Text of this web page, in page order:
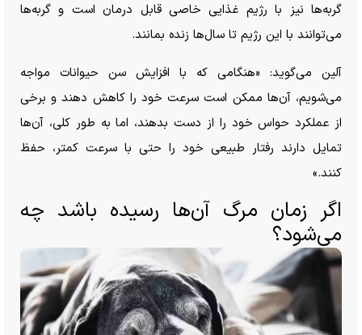
گربه‌ها نیز با رژیم غذایی خاصی قابل درمان است و گربه‌ها
می‌توانند با این رژیم تا سال‌ها زنده بمانند.
آلین می‌گوید: «هنگامی که با افزایش سن حیوانات مواجه
می‌شویم، آن‌ها ممکن است سرعت خود را کاهش دهند و برخی
از عملکرد حواس خود را از دست بدهند، اما به طور کلی، آن‌ها
تمایل دارند رفتار طبیعی خود را حتی با سرعت کمتر، حفظ
کنند.»
اگر زمان مرگ آن‌ها رسیده باشد چه
می‌شود؟